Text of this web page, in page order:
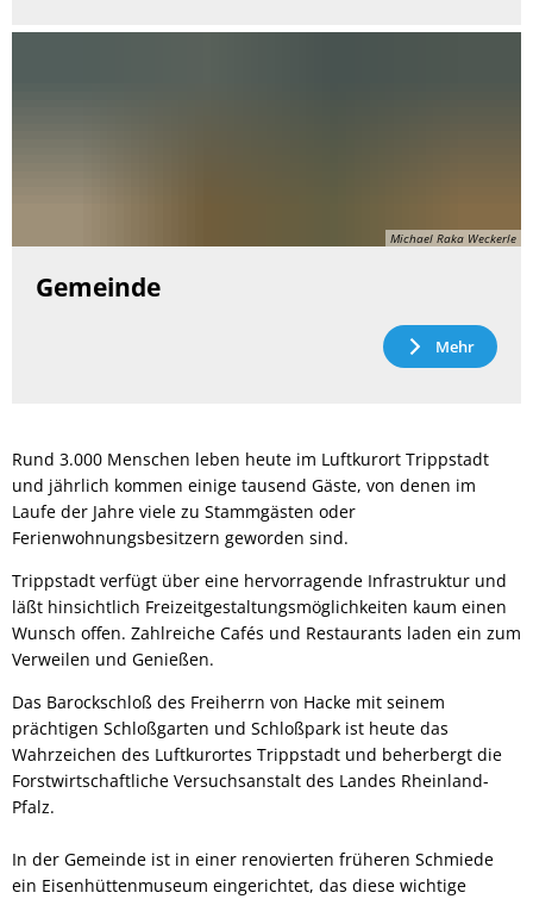
Michael Raka Weckerle
Gemeinde
Mehr
Rund 3.000 Menschen leben heute im Luftkurort Trippstadt
und jährlich kommen einige tausend Gäste, von denen im
Laufe der Jahre viele zu Stammgästen oder
Ferienwohnungsbesitzern geworden sind.
Trippstadt verfügt über eine hervorragende Infrastruktur und
läßt hinsichtlich Freizeitgestaltungsmöglichkeiten kaum einen
Wunsch offen. Zahlreiche Cafés und Restaurants laden ein zum
Verweilen und Genießen.
Das Barockschloß des Freiherrn von Hacke mit seinem
prächtigen Schloßgarten und Schloßpark ist heute das
Wahrzeichen des Luftkurortes Trippstadt und beherbergt die
Forstwirtschaftliche Versuchsanstalt des Landes Rheinland-
Pfalz.
In der Gemeinde ist in einer renovierten früheren Schmiede
ein Eisenhüttenmuseum eingerichtet, das diese wichtige